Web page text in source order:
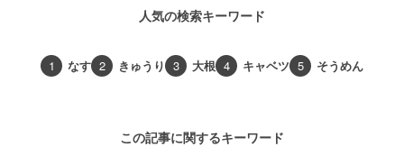
人気の検索キーワード
1 なす 2 きゅうり 3 大根 4 キャベツ 5 そうめん
この記事に関するキーワード